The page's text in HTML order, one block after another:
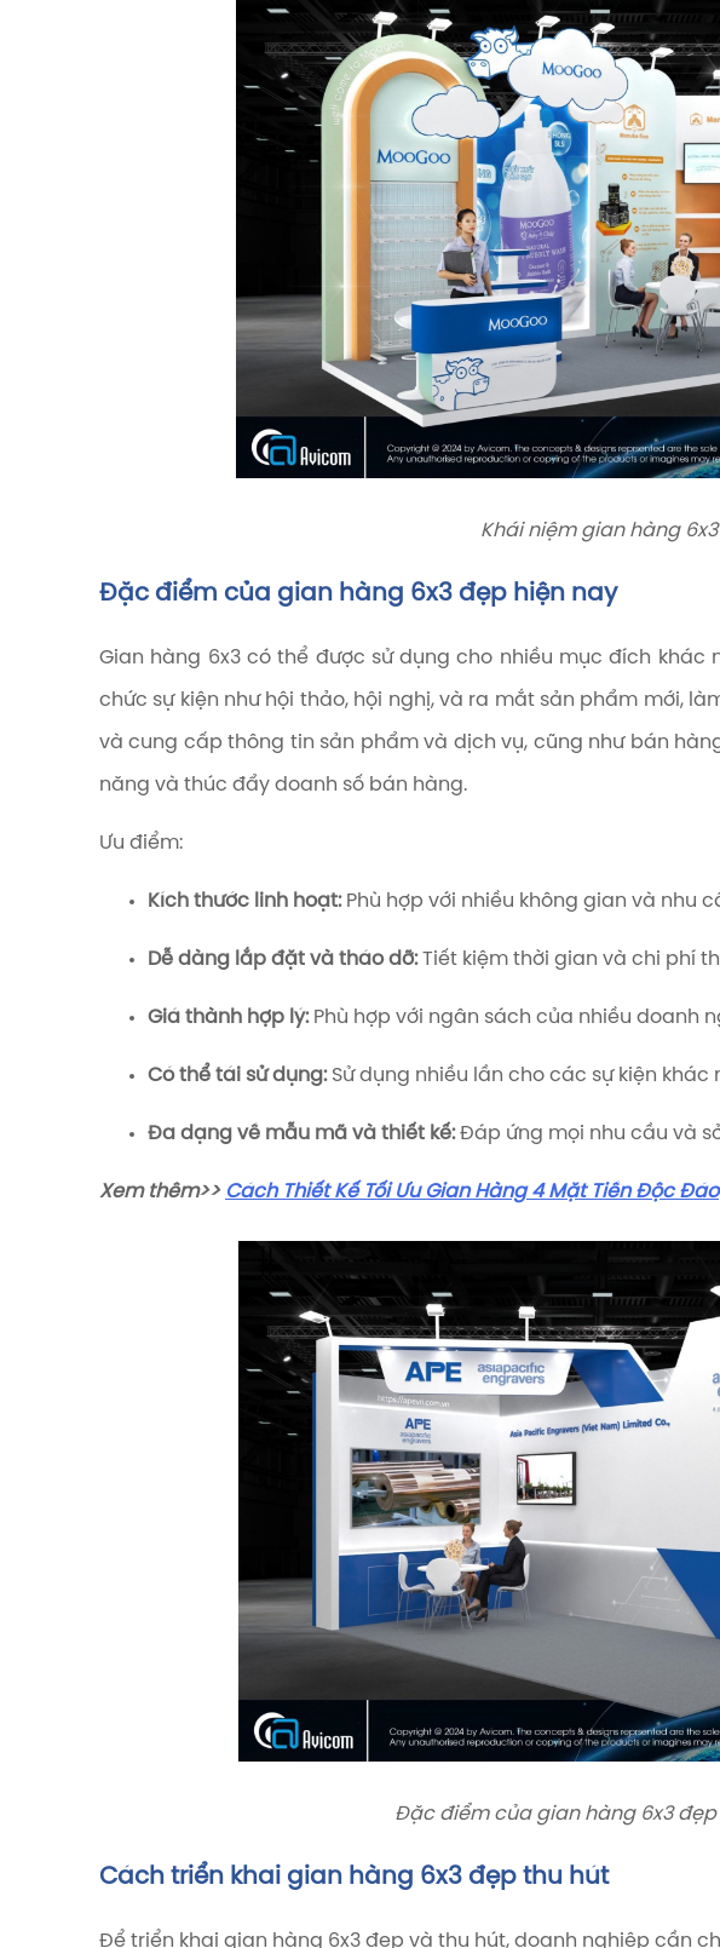
Khái niệm gian hàng 6x3
Đặc điểm của gian hàng 6x3 đẹp hiện nay
Gian hàng 6x3 có thể được sử dụng cho nhiều mục đích khác
chức sự kiện như hội thảo, hội nghị, và ra mắt sản phẩm mới,
và cung cấp thông tin sản phẩm và dịch vụ, cũng như bán
năng và thúc đẩy doanh số bán hàng.
Ưu điểm:
Kích thước linh hoạt:Phù hợp với nhiều không gian và nhu
Dễ dàng lắp đặt và tháo dỡ:Tiết kiệm thời gian và chi phí
Giá thành hợp lý: Phù hợp với ngân sách của nhiều doanh
Có thể tái sử dụng: Sử dụng nhiều lần cho các sự kiện khác
Đa dạng về mẫu mã và thiết kế:Đáp ứng mọi nhu cầu và
Xem thêm>> Cách Thiết Kế Tối Ưu Gian Hàng 4 Mặt Tiền Độc Đáo
Đặc điểm của gian hàng 6x3 đẹp
Cách triển khai gian hàng 6x3 đẹp thu hút
Để triển khai gian hàng 6x3 đẹp và thu hút, doanh nghiệp cần